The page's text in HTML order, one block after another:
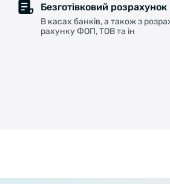
Безготівковий розрахунок
В касах банків, а також з
рахунку ФОП, ТОВ та ін